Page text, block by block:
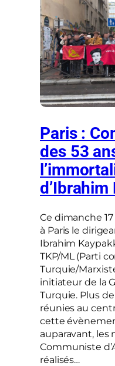
Paris :
des 53
Ce dimanche
à Paris le
Ibrahim
TKP/ML (Parti
Turquie/
initiateur de la
Turquie. Plus
réunies au
cette
auparavant, les
Communiste
réalisés…